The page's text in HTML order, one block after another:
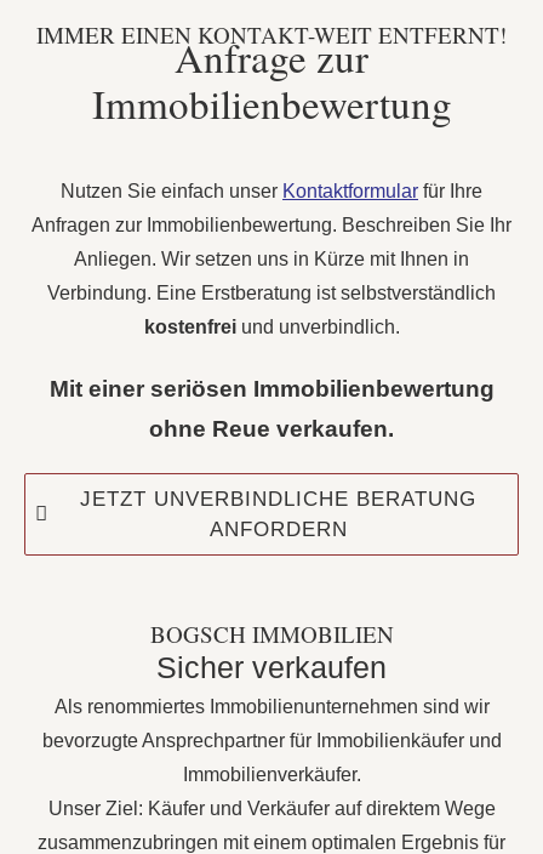
IMMER EINEN KONTAKT-WEIT ENTFERNT!
Anfrage zur
Immobilienbewertung
Nutzen Sie einfach unser Kontaktformular für Ihre
Anfragen zur Immobilienbewertung. Beschreiben Sie Ihr
Anliegen. Wir setzen uns in Kürze mit Ihnen in
Verbindung. Eine Erstberatung ist selbstverständlich
kostenfreiund unverbindlich.
Mit einer seriösen Immobilienbewertung
ohne Reue verkaufen.
JETZT UNVERBINDLICHE BERATUNG
ANFORDERN
BOGSCH IMMOBILIEN
Sicher verkaufen
Als renommiertes Immobilienunternehmen sind wir
bevorzugte Ansprechpartner für Immobilienkäufer und
Immobilienverkäufer.
Unser Ziel: Käufer und Verkäufer auf direktem Wege
zusammenzubringen mit einem optimalen Ergebnis für